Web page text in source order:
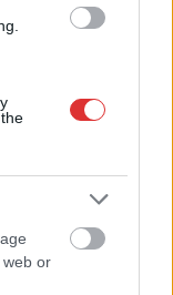
web or
hogy
mandátumát a
Péter
hogy Szél
mandátumát